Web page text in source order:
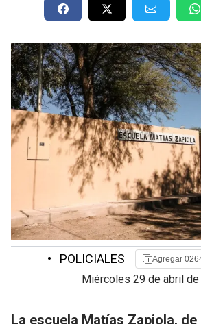
• POLICIALES Agregar
miércoles 29 de abril
La escuela Matías Zapiola,